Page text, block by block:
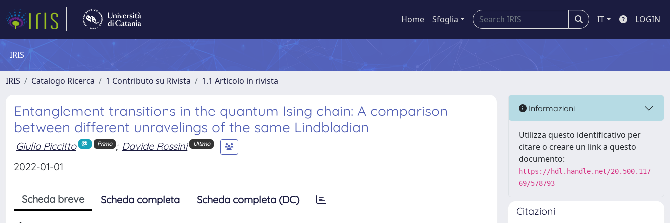
Home Sfoglia IT LOGIN
IRIS
IRIS Catalogo Ricerca 1 Contributo su Rivista 1.1 Articolo in rivista
Entanglement transitions in the quantum Ising chain: A comparison
between different unravelings of the same Lindbladian
Giulia Piccitto Primo ; Davide Rossini Ultimo
2022-01-01
Scheda breve Scheda completa Scheda completa (DC)
Informazioni
Utilizza questo identificativo per
citare o creare un link a questo
documento:
https://hdl.handle.net/20.500.117
69/578793
Citazioni